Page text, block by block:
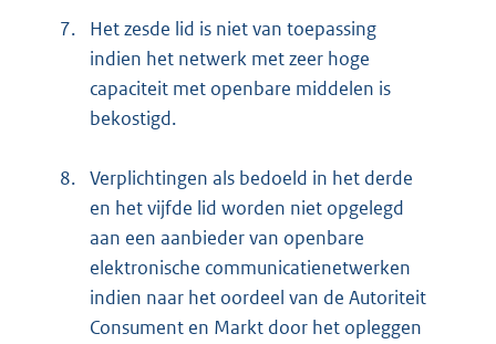
7.
Het zesde lid is niet van toepassing
indien het netwerk met zeer hoge
capaciteit met openbare middelen is
bekostigd.
8. Verplichtingen als bedoeld in het derde
en het vijfde lid worden niet opgelegd
aan een aanbieder van openbare
elektronische communicatienetwerken
indien naar het oordeel van de Autoriteit
Consument en Markt door het opleggen